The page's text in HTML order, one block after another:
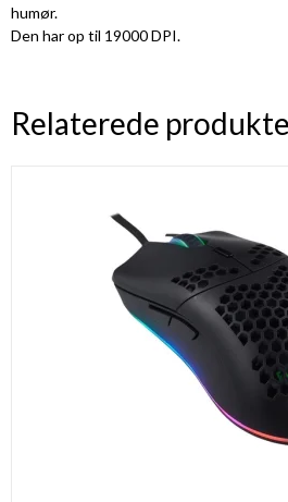
humør.
Den har op til 19000 DPI.
Relaterede